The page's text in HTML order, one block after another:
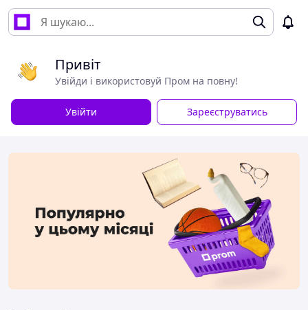
Привіт
Увійди і використовуй Пром на повну!
Увійти Зареєструватись